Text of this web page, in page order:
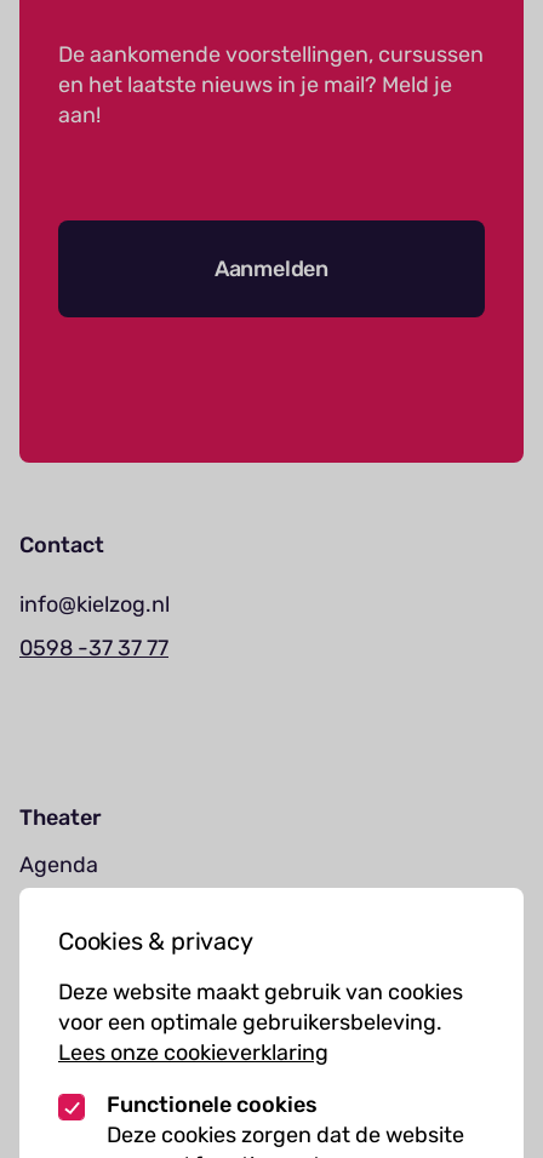
Cookies & privacy
Deze website maakt gebruik van cookies
voor een optimale gebruikersbeleving.
Lees onze cookieverklaring
Functionele cookies
Deze cookies zorgen dat de website
De aankomende voorstellingen, cursussen
en het laatste nieuws in je mail? Meld je
aan!
Aanmelden
Contact
info@kielzog.nl
0598 -37 37 77
Theater
Agenda
Muziekcursussen
Kunst cursussen
Over ons